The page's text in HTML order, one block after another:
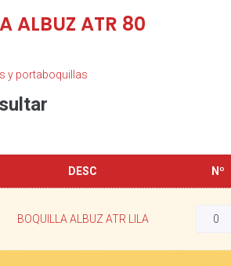
ALBUZ ATR 80
y portaboquillas
DESC Nº
BOQUILLA ALBUZ ATR LILA